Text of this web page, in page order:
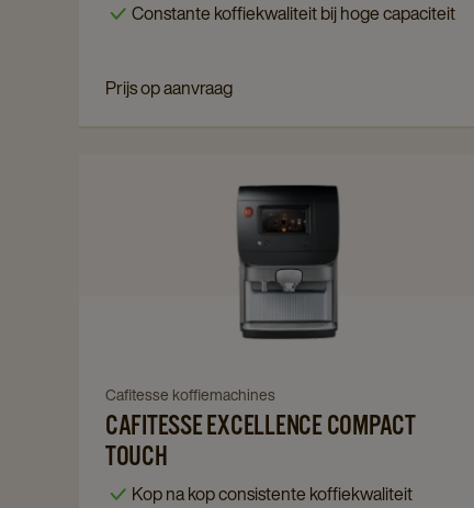
details
Constante koffiekwaliteit bij hoge capaciteit
Prijs op aanvraag
Navigate
to
Cafitesse
Excellence
Compact
Touch
Navigate
to
Cafitesse
Excellence
Cafitesse koffiemachines
CAFITESSE EXCELLENCE COMPACT
TOUCH
Kop na kop consistente koffiekwaliteit